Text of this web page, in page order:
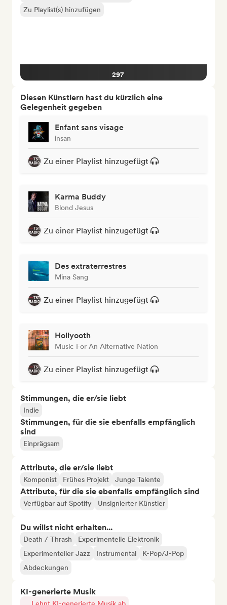
Zu Playlist(s) hinzufügen
297
Diesen Künstlern hast du kürzlich eine
Gelegenheit gegeben
Enfant sans visage
insan
Zu einer Playlist hinzugefügt
Karma Buddy
Blond Jesus
Zu einer Playlist hinzugefügt
Des extraterrestres
Mina Sang
Zu einer Playlist hinzugefügt
Hollyooth
Music For An Alternative Nation
Zu einer Playlist hinzugefügt
Stimmungen, die er/sie liebt
Indie
Stimmungen, für die sie ebenfalls empfänglich
sind
Einprägsam
Attribute, die er/sie liebt
Komponist Frühes Projekt Junge Talente
Attribute, für die sie ebenfalls empfänglich sind
Verfügbar auf Spotify Unsignierter Künstler
Du willst nicht erhalten...
Death / Thrash
Experimentelle Elektronik
Experimenteller Jazz
Instrumental
K-Pop/J-Pop
Abdeckungen
KI-generierte Musik